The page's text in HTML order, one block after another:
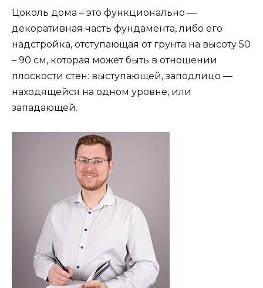
Цоколь дома – это функционально —
декоративная часть фундамента, либо его
надстройка, отступающая от грунта на высоту 50
– 90 см, которая может быть в отношении
плоскости стен: выступающей, заподлицо —
находящейся на одном уровне, или
западающей.